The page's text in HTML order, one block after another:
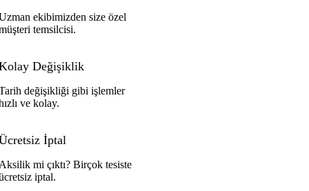
ekibimizden size özel
temsilcisi.
Değişiklik
değişikliği gibi işlemler
ve kolay.
İptal
mi çıktı? Birçok tesiste
iptal.